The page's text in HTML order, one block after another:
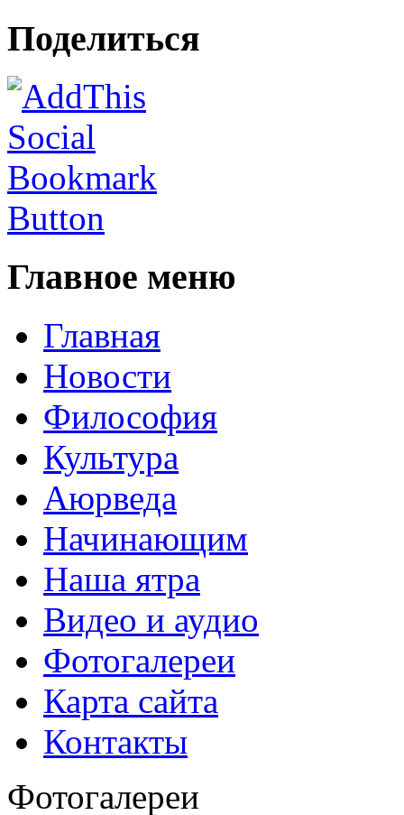
Поделиться
Главное меню
Главная
Новости
Философия
Культура
Аюрведа
Начинающим
Наша ятра
Видео и аудио
Фотогалереи
Карта сайта
Контакты
Фотогалереи